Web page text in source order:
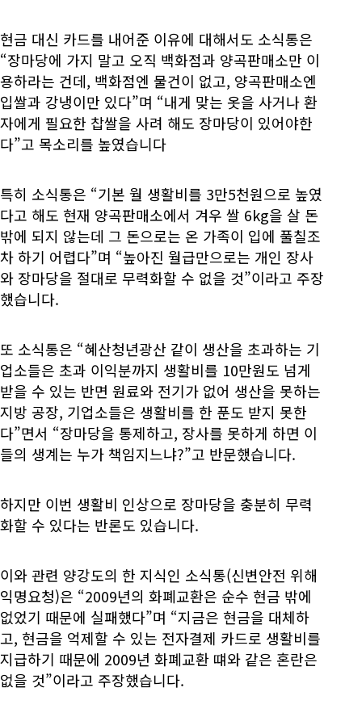
현금 대신 카드를 내어준 이유에 대해서도 소식통은
“장마당에 가지 말고 오직 백화점과 양곡판매소만 이
용하라는 건데, 백화점엔 물건이 없고, 양곡판매소엔
입쌀과 강냉이만 있다”며 “내게 맞는 옷을 사거나 환
자에게 필요한 찹쌀을 사려 해도 장마당이 있어야한
다”고 목소리를 높였습니다
특히 소식통은 “기본 월 생활비를 3만5천원으로 높였
다고 해도 현재 양곡판매소에서 겨우 쌀 6kg을 살 돈
밖에 되지 않는데 그 돈으로는 온 가족이 입에 풀칠조
차 하기 어렵다”며 “높아진 월급만으로는 개인 장사
와 장마당을 절대로 무력화할 수 없을 것”이라고 주장
했습니다.
또 소식통은 “혜산청년광산 같이 생산을 초과하는 기
업소들은 초과 이익분까지 생활비를 10만원도 넘게
받을 수 있는 반면 원료와 전기가 없어 생산을 못하는
지방 공장, 기업소들은 생활비를 한 푼도 받지 못한
다”면서 “장마당을 통제하고, 장사를 못하게 하면 이
들의 생계는 누가 책임지느냐?”고 반문했습니다.
하지만 이번 생활비 인상으로 장마당을 충분히 무력
화할 수 있다는 반론도 있습니다.
이와 관련 양강도의 한 지식인 소식통(신변안전 위해
익명요청)은 “2009년의 화폐교환은 순수 현금 밖에
없었기 때문에 실패했다”며 “지금은 현금을 대체하
고, 현금을 억제할 수 있는 전자결제 카드로 생활비를
지급하기 때문에 2009년 화폐교환 떄와 같은 혼란은
없을 것”이라고 주장했습니다.